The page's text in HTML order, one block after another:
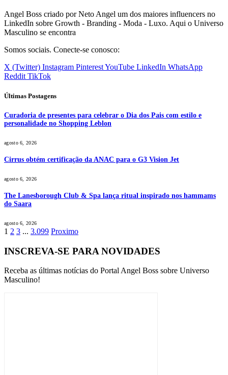
Angel Boss criado por Neto Angel um dos maiores influencers no
LinkedIn sobre Growth - Branding - Moda - Luxo. Aqui o Universo
Masculino se encontra
Somos sociais. Conecte-se conosco:
X (Twitter) Instagram PinterestYouTube LinkedIn WhatsApp
Reddit TikTok
Últimas Postagens
Curadoria de presentes para celebrar o Dia dos Pais com estilo e
personalidade no Shopping Leblon
agosto 6, 2026
Cirrus obtém certificação da ANAC para o G3 Vision Jet
agosto 6, 2026
The Lanesborough Club & Spa lança ritual inspirado nos hammams
do Saara
agosto 6, 2026
1 2 3 ... 3.099 Proximo
INSCREVA-SE PARA NOVIDADES
Receba as últimas notícias do Portal Angel Boss sobre Universo
Masculino!